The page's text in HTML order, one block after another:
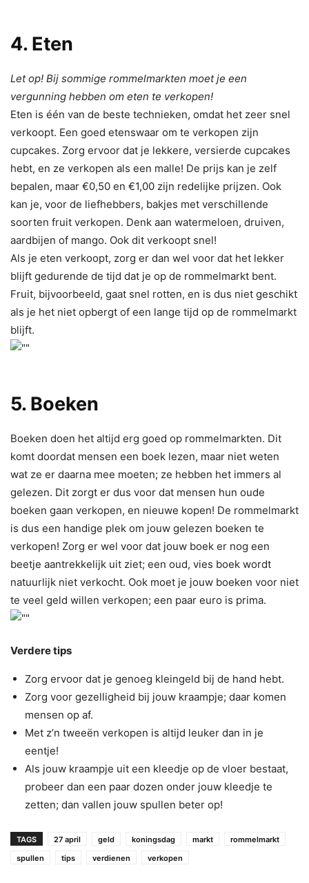
4. Eten
Let op! Bij sommige rommelmarkten moet je een
vergunning hebben om eten te verkopen!
Eten is één van de beste technieken, omdat het zeer snel
verkoopt. Een goed etenswaar om te verkopen zijn
cupcakes. Zorg ervoor dat je lekkere, versierde cupcakes
hebt, en ze verkopen als een malle! De prijs kan je zelf
bepalen, maar €0,50 en €1,00 zijn redelijke prijzen. Ook
kan je, voor de liefhebbers, bakjes met verschillende
soorten fruit verkopen. Denk aan watermeloen, druiven,
aardbijen of mango. Ook dit verkoopt snel!
Als je eten verkoopt, zorg er dan wel voor dat het lekker
blijft gedurende de tijd dat je op de rommelmarkt bent.
Fruit, bijvoorbeeld, gaat snel rotten, en is dus niet geschikt
als je het niet opbergt of een lange tijd op de rommelmarkt
blijft.
5. Boeken
Boeken doen het altijd erg goed op rommelmarkten. Dit
komt doordat mensen een boek lezen, maar niet weten
wat ze er daarna mee moeten; ze hebben het immers al
gelezen. Dit zorgt er dus voor dat mensen hun oude
boeken gaan verkopen, en nieuwe kopen! De rommelmarkt
is dus een handige plek om jouw gelezen boeken te
verkopen! Zorg er wel voor dat jouw boek er nog een
beetje aantrekkelijk uit ziet; een oud, vies boek wordt
natuurlijk niet verkocht. Ook moet je jouw boeken voor niet
te veel geld willen verkopen; een paar euro is prima.
Verdere tips
Zorg ervoor dat je genoeg kleingeld bij de hand hebt.
Zorg voor gezelligheid bij jouw kraampje; daar komen
mensen op af.
Met z’n tweeën verkopen is altijd leuker dan in je
eentje!
Als jouw kraampje uit een kleedje op de vloer bestaat,
probeer dan een paar dozen onder jouw kleedje te
zetten; dan vallen jouw spullen beter op!
TAGS 27 april geld koningsdag markt
rommelmarkt
spullen
tips verdienen verkopen